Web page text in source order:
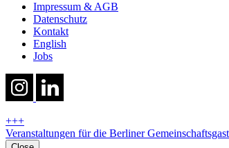
Impressum & AGB
Datenschutz
Kontakt
English
Jobs
+++
Veranstaltungen für die Berliner